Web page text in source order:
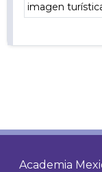
imagen
Academia